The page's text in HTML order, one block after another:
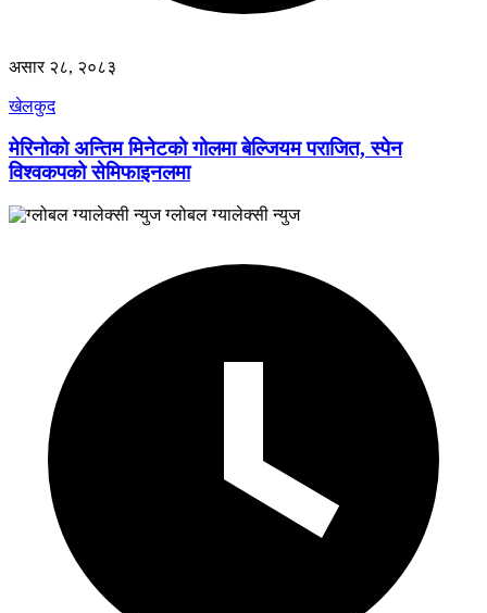
असार २८, २०८३
खेलकुद
मेरिनोको अन्तिम मिनेटको गोलमा बेल्जियम पराजित, स्पेन
विश्वकपको सेमिफाइनलमा
ग्लोबल ग्यालेक्सी न्युज